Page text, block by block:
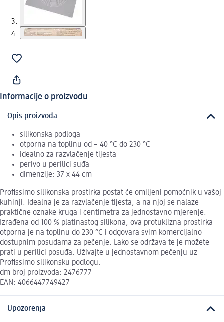
Informacije o proizvodu
Opis proizvoda
silikonska podloga
otporna na toplinu od – 40 °C do 230 °C
idealno za razvlačenje tijesta
perivo u perilici suđa
dimenzije: 37 x 44 cm
Profissimo silikonska prostirka postat će omiljeni pomoćnik u vašoj
kuhinji. Idealna je za razvlačenje tijesta, a na njoj se nalaze
praktične oznake kruga i centimetra za jednostavno mjerenje.
Izrađena od 100 % platinastog silikona, ova protuklizna prostirka
otporna je na toplinu do 230 °C i odgovara svim komercijalno
dostupnim posudama za pečenje. Lako se održava te je možete
prati u perilici posuđa. Uživajte u jednostavnom pečenju uz
Profissimo silikonsku podlogu.
dm broj proizvoda: 2476777
EAN: 4066447749427
Upozorenja